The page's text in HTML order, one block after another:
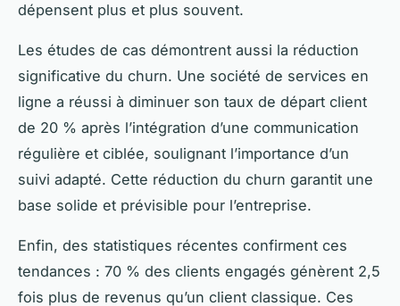
dépensent plus et plus souvent.
Les études de cas démontrent aussi la réduction
significative du churn. Une société de services en
ligne a réussi à diminuer son taux de départ client
de 20 % après l’intégration d’une communication
régulière et ciblée, soulignant l’importance d’un
suivi adapté. Cette réduction du churn garantit une
base solide et prévisible pour l’entreprise.
Enfin, des statistiques récentes confirment ces
tendances : 70 % des clients engagés génèrent 2,5
fois plus de revenus qu’un client classique. Ces